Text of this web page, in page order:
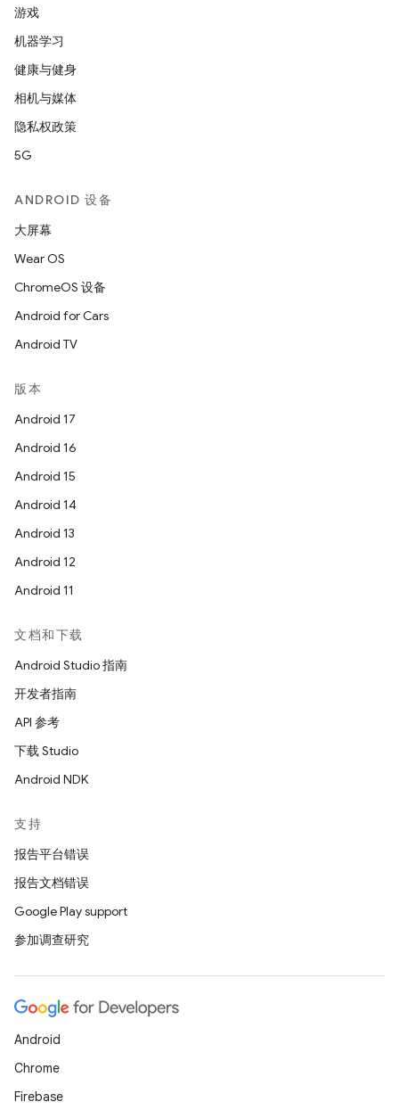
游戏
机器学习
健康与健身
相机与媒体
隐私权政策
5G
ANDROID 设备
大屏幕
Wear OS
ChromeOS 设备
Android for Cars
Android TV
版本
Android 17
Android 16
Android 15
Android 14
Android 13
Android 12
Android 11
文档和下载
Android Studio 指南
开发者指南
API 参考
下载 Studio
Android NDK
支持
报告平台错误
报告文档错误
Google Play support
参加调查研究
Android
Chrome
Firebase